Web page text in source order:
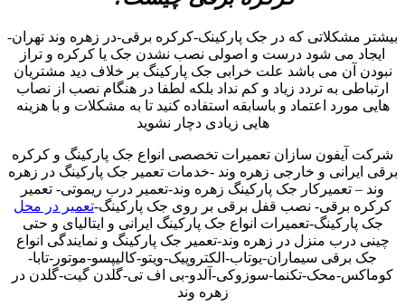
بیشتر مشکلاتی که در جک پارکینک-کرکره برقی-در زهره وند تهران-
ایجاد می شود درست و اصولی نصب نشدن جک یا کرکره و تراز
نبودن آن می باشد علت خرابی جک پارکینگ بر خلاف دید مشتریان
ارتباطی به تردد زیاد و کم نداد بلکه لطفا در هنگام نصب از نصاب
هایی مورد اعتماد و باسابقه استفاده کنید تا به مشکلات و با هزینه
هایی زیادی دچار نشوید
شرکت آیفون سازان تعمیرات تخصصی انواع جک پارکینگ و کرکره
برقی ایرانی و خارجی زهره وند -خدمات تعمیر جک پارکینگ در زهره
وند – تعمیرکار جک پارکینگ زهره وند-تعمیر درب ریموتی- تعمیر
کرکره برقی- نصب قفل برقی بر روی جک پارکینگ-تعمیر در محل
جک پارکینگ-تعمیرات انواع جک پارکینگ ایرانی و ایتالیای و حتی
چینی درب منزل در زهره وند-تعمیر جک پارکینگ و نمایندگی انواع
جک برقی سیماران-یوتاب-الکتروپیک-ویتو-کالیپسو-موتور-تابا-
کوماکس-محک-تکنما-سوزوکی-آلدو-بی اف تی-گلدن گیت-گلدن در
زهره وند